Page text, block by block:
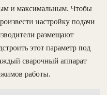
и максимальным. Чтобы
настройку подачи
размещают
этот параметр под
сварочный аппарат
работы.